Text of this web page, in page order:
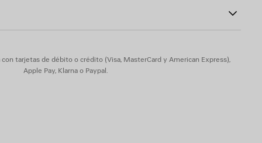
con tarjetas de débito o crédito (Visa, MasterCard y American Express),
Apple Pay, Klarna o Paypal.